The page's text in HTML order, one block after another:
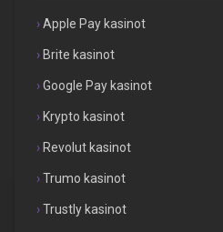
Apple Pay kasinot
Brite kasinot
Google Pay kasinot
Krypto kasinot
Revolut kasinot
Trumo kasinot
Trustly kasinot